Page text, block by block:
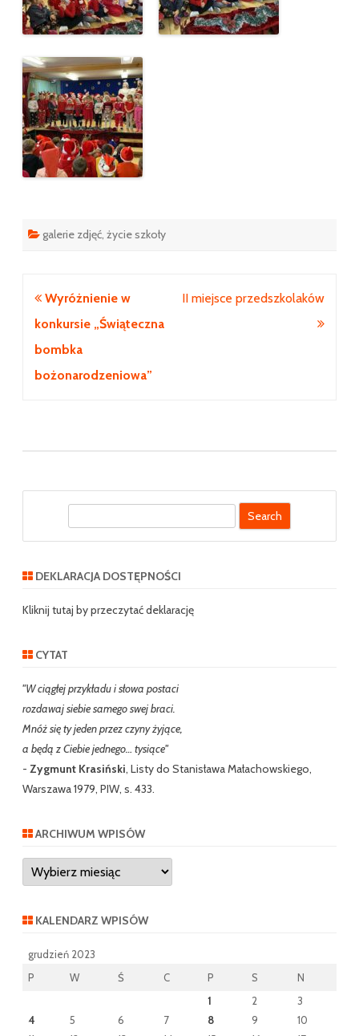
galerie zdjęć życie szkoły
Nawigacja
wpisu
Wyróżnienie w
konkursie „Świąteczna
bombka
bożonarodzeniowa”
II miejsce przedszkolaków
r
h
DEKLARACJA DOSTĘPNOŚCI
Kliknij tutaj by przeczytać deklarację
CYTAT
"W ciągłej przykładu i słowa postaci
rozdawaj siebie samego swej braci.
Mnóż się ty jeden przez czyny żyjące,
a będą z Ciebie jednego… tysiące"
- Zygmunt Krasiński, Listy do Stanisława Małachowskiego,
Warszawa 1979, PIW, s. 433.
ARCHIWUM WPISÓW
Archiwum
wpisów
KALENDARZ WPISÓW
grudzień 2023
P
W Ś C P S
N
1
2
3
4
5 6 7 8 9
10